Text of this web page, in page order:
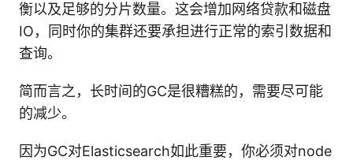
衡以及足够的分片数量。这会增加网络贷款和磁盘
IO，同时你的集群还要承担进行正常的索引数据和
查询。
简而言之，长时间的GC是很糟糕的，需要尽可能
的减少。
因为GC对Elasticsearch如此重要，你必须对node